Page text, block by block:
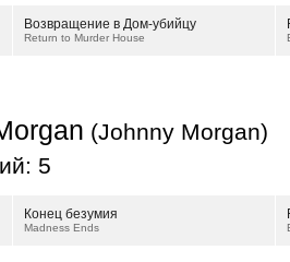
Возвращение в Дом-убийцу
Return to Murder House
(Johnny Morgan)
5
Конец безумия
Madness Ends